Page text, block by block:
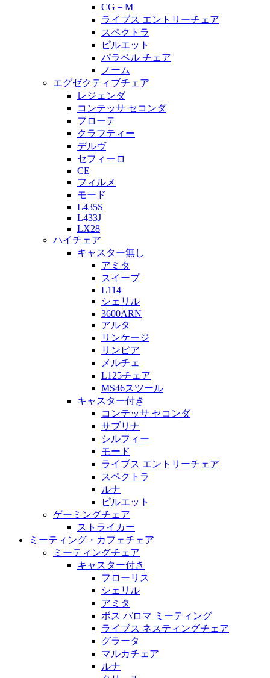
CG－M
ライブス エントリーチェア
スペクトラ
ピルエット
パラベル チェア
ノーム
エグゼクティブチェア
レジェンダ
コンテッサ セコンダ
フローテ
クラフティー
デルヴ
セフィーロ
CE
フィルメ
モード
L435S
L433J
LX28
ハイチェア
キャスター無し
アミタ
スイープ
L114
シェリル
3600ARN
アルタ
リンケージ
リンピア
メルチェ
L125チェア
MS46スツール
キャスター付き
コンテッサ セコンダ
サブリナ
シルフィー
モード
ライブス エントリーチェア
スペクトラ
ルナ
ピルエット
ゲーミングチェア
ストライカー
ミーティング・カフェチェア
ミーティングチェア
キャスター付き
フローリス
シェリル
アミタ
ボス パロマ ミーティング
ライブス ネスティングチェア
グラータ
マルカチェア
ルナ